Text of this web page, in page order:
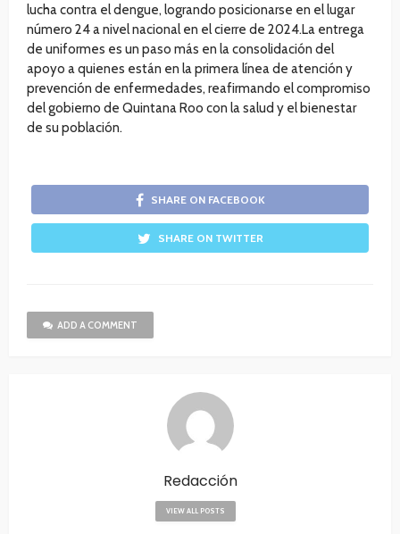
lucha contra el dengue, logrando posicionarse en el lugar
número 24 a nivel nacional en el cierre de 2024.La entrega
de uniformes es un paso más en la consolidación del
apoyo a quienes están en la primera línea de atención y
prevención de enfermedades, reafirmando el compromiso
del gobierno de Quintana Roo con la salud y el bienestar
de su población.
SHARE ON FACEBOOK
SHARE ON TWITTER
ADD A COMMENT
Redacción
VIEW ALL POSTS